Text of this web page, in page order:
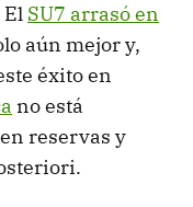
El SU7 arrasó en
aún mejor y,
éxito en
no está
reservas y